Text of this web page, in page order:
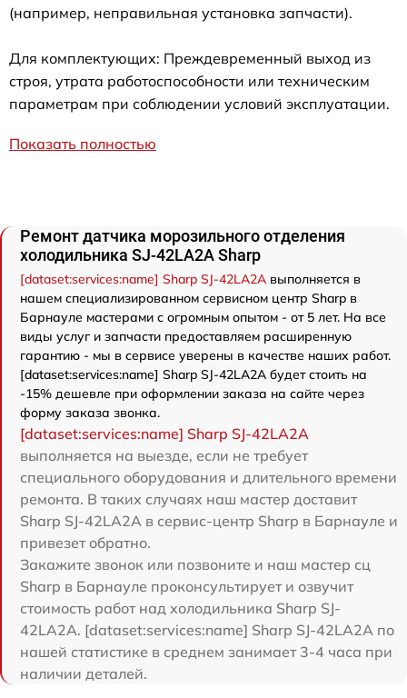
(например, неправильная установка запчасти).
Для комплектующих: Преждевременный выход из
строя, утрата работоспособности или техническим
параметрам при соблюдении условий эксплуатации.
Показать полностью
Ремонт датчика морозильного отделения
холодильника SJ-42LA2A Sharp
[dataset:services:name] Sharp SJ-42LA2A выполняется в
нашем специализированном сервисном центр Sharp в
Барнауле мастерами с огромным опытом - от 5 лет. На все
виды услуг и запчасти предоставляем расширенную
гарантию - мы в сервисе уверены в качестве наших работ.
[dataset:services:name] Sharp SJ-42LA2A будет стоить на
-15% дешевле при оформлении заказа на сайте через
форму заказа звонка.
[dataset:services:name] Sharp SJ-42LA2A
выполняется на выезде, если не требует
специального оборудования и длительного времени
ремонта. В таких случаях наш мастер доставит
Sharp SJ-42LA2A в сервис-центр Sharp в Барнауле и
привезет обратно.
Закажите звонок или позвоните и наш мастер сц
Sharp в Барнауле проконсультирует и озвучит
стоимость работ над холодильника Sharp SJ-
42LA2A. [dataset:services:name] Sharp SJ-42LA2A по
нашей статистике в среднем занимает 3-4 часа при
наличии деталей.